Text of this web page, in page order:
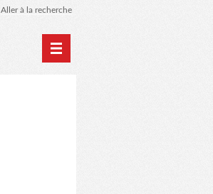
Aller à la recherche